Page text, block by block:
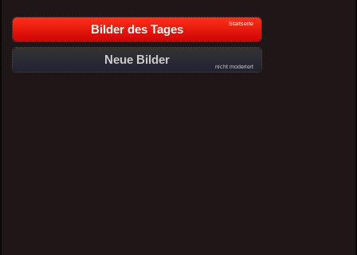
Bilder des Tages Startseite
Neue Bilder
nicht moderiert